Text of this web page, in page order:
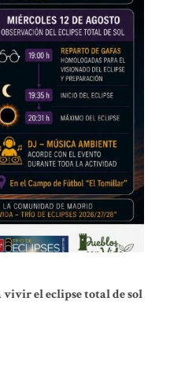
vivir el eclipse total de sol